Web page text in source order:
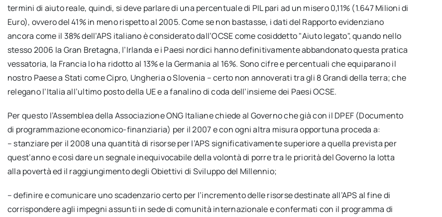
termini di aiuto reale, quindi, si deve parlare di una percentuale di PIL pari ad un misero 0,11% (1.647 Milioni di
Euro), ovvero del 41% in meno rispetto al 2005. Come se non bastasse, i dati del Rapporto evidenziano
ancora come il 38% dell’APS italiano è considerato dall’OCSE come cosiddetto "Aiuto legato", quando nello
stesso 2006 la Gran Bretagna, l’Irlanda e i Paesi nordici hanno definitivamente abbandonato questa pratica
vessatoria, la Francia lo ha ridotto al 13% e la Germania al 16%. Sono cifre e percentuali che equiparano il
nostro Paese a Stati come Cipro, Ungheria o Slovenia – certo non annoverati tra gli 8 Grandi della terra; che
relegano l’Italia all’ultimo posto della UE e a fanalino di coda dell’insieme dei Paesi OCSE.
Per questo l’Assemblea della Associazione ONG Italiane chiede al Governo che già con il DPEF (Documento
di programmazione economico-finanziaria) per il 2007 e con ogni altra misura opportuna proceda a:
– stanziare per il 2008 una quantità di risorse per l’APS significativamente superiore a quella prevista per
quest’anno e così dare un segnale inequivocabile della volontà di porre tra le priorità del Governo la lotta
alla povertà ed il raggiungimento degli Obiettivi di Sviluppo del Millennio;
– definire e comunicare uno scadenzario certo per l’incremento delle risorse destinate all’APS al fine di
corrispondere agli impegni assunti in sede di comunità internazionale e confermati con il programma di